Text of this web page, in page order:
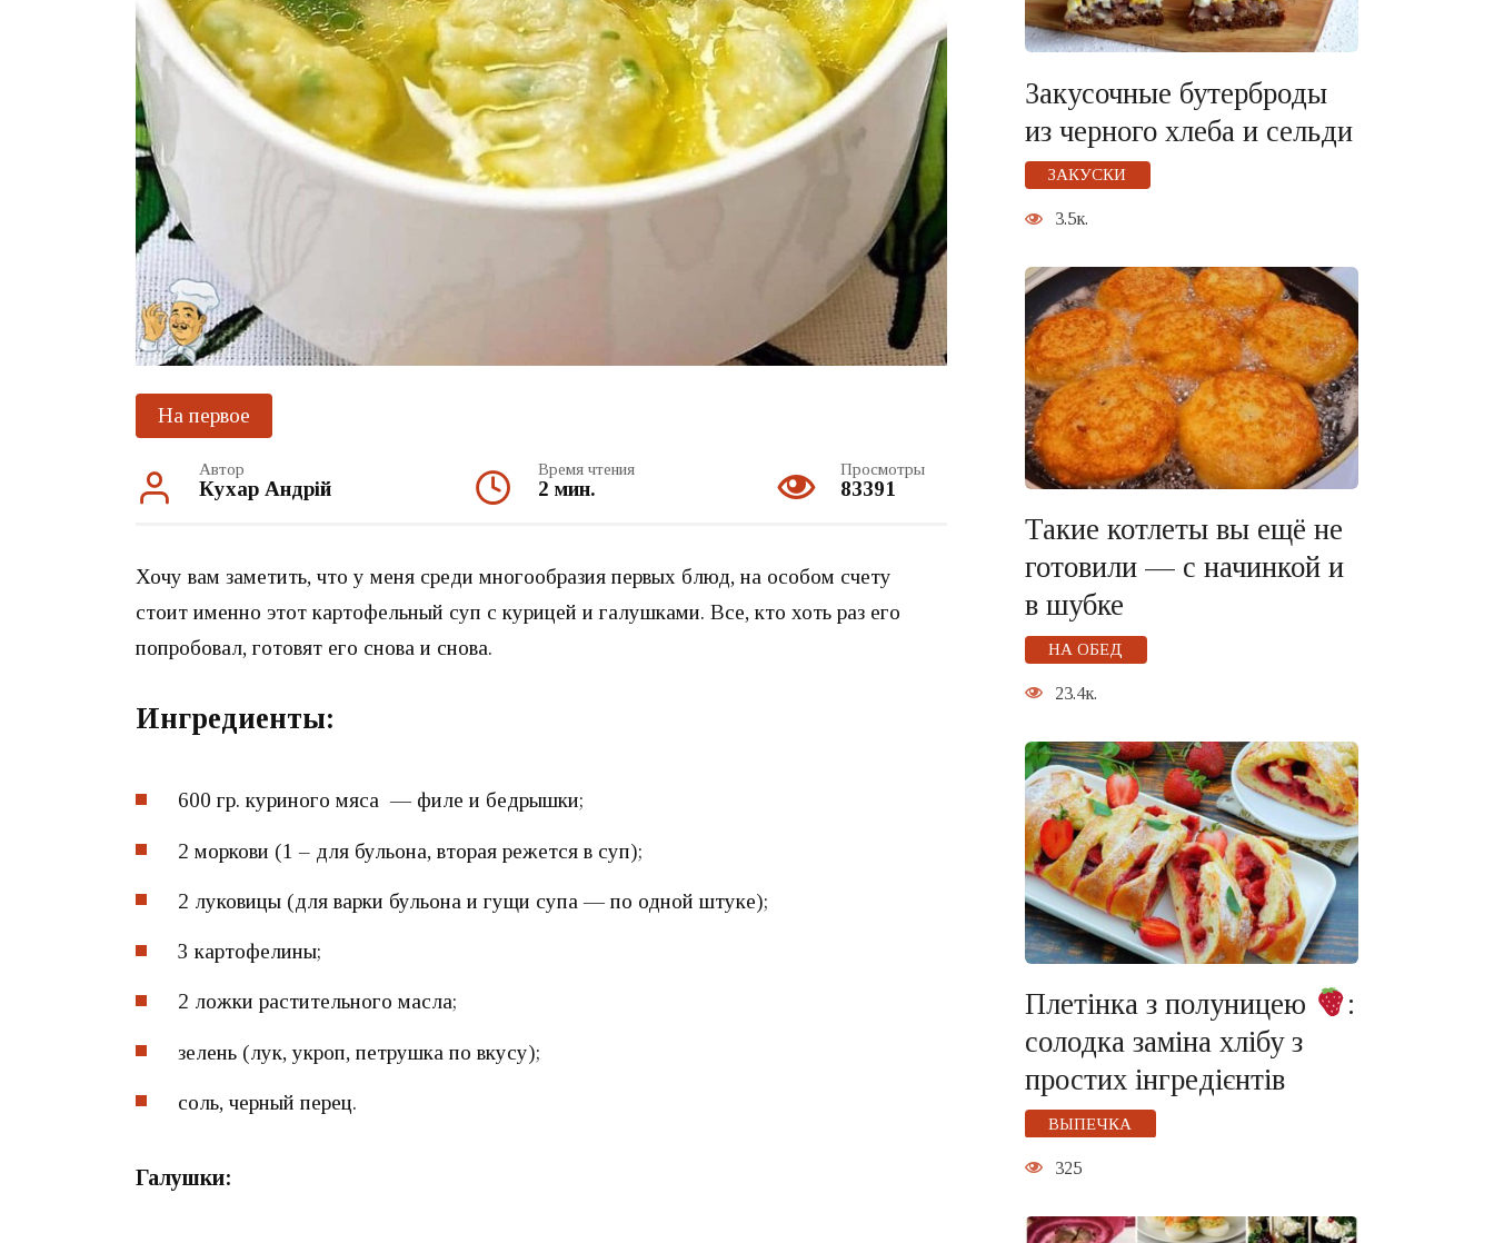
На первое
Автор
Кухар Андрій
Время чтения
2 мин.
Просмотры
83391
Хочу вам заметить, что у меня среди многообразия первых блюд, на особом счету
стоит именно этот картофельный суп с курицей и галушками. Все, кто хоть раз его
попробовал, готовят его снова и снова.
Ингредиенты:
600 гр. куриного мяса — филе и бедрышки;
2 моркови (1 – для бульона, вторая режется в суп);
2 луковицы (для варки бульона и гущи супа — по одной штуке);
3 картофелины;
2 ложки растительного масла;
зелень (лук, укроп, петрушка по вкусу);
соль, черный перец.
Галушки:
Закусочные бутерброды
из черного хлеба и сельди
ЗАКУСКИ
3.5к.
Такие котлеты вы ещё не
готовили — с начинкой и
в шубке
НА ОБЕД
23.4к.
Плетінка з полуницею
:
солодка заміна хлібу з
простих інгредієнтів
ВЫПЕЧКА
325